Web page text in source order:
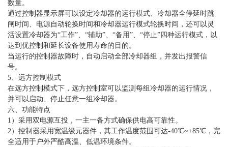
数量。
通过控制器显示屏可以设定冷却器的运行模式、冷却器全停延时跳
闸时间、电源自动轮换时间和冷却器运行模式轮换时间，还可以灵
活设置冷却器为“工作”、“辅助”、“备用”、“停止”四种运行模式，以
达到优控制和延长设备使用寿命的目的。
当运行的控制器故障时，自动启动全部冷却器组，并发出报警信
号。
5、远方控制模式
在远方控制模式下，远方控制室可以监测每组冷却器的运行情况，
并可以启动、停止任意一组冷却器。
六、功能特点
1）采用双电源互投，一主一备方式确保供电高可靠性。
2）控制器采用宽温级元器件，其工作温度范围可达-40℃~+85℃，完
全适用于户外严酷高温、低温环境条件。